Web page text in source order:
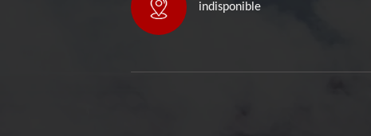
indisponible